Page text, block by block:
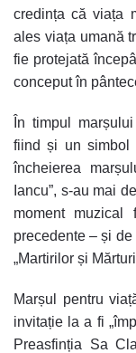
credința că viața
ales viața umană
fie protejată
conceput în
În timpul
fiind și un simbol
încheierea
Iancu”, s-au mai
moment
precedente – și
„Martirilor și
Marșul pentru
invitație la a fi
Preasfinția Sa